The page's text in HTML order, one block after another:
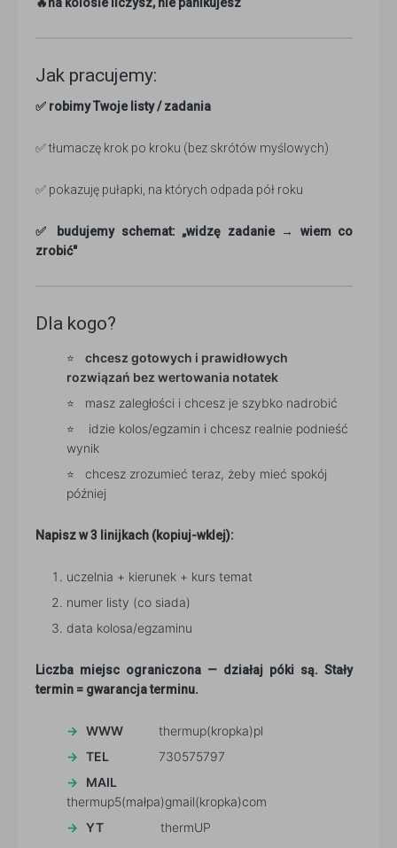
Jak pracujemy:
✅ robimy Twoje listy / zadania
✅ tłumaczę krok po kroku (bez skrótów myślowych)
✅ pokazuję pułapki, na których odpada pół roku
✅ budujemy schemat: „widzę zadanie → wiem co
zrobić"
Dla kogo?
chcesz gotowych i prawidłowych
rozwiązań bez wertowania notatek
masz zaległości i chcesz je szybko nadrobić
idzie kolos/egzamin i chcesz realnie podnieść
wynik
chcesz zrozumieć teraz, żeby mieć spokój
później
Napisz w 3 linijkach (kopiuj-wklej):
uczelnia + kierunek + kurs temat
numer listy (co siada)
data kolosa/egzaminu
Liczba miejsc ograniczona — działaj póki są. Stały
termin = gwarancja terminu.
WWW thermup(kropka)pl
TEL 730575797
MAIL
thermup5(małpa)gmail(kropka)com
YT thermUP